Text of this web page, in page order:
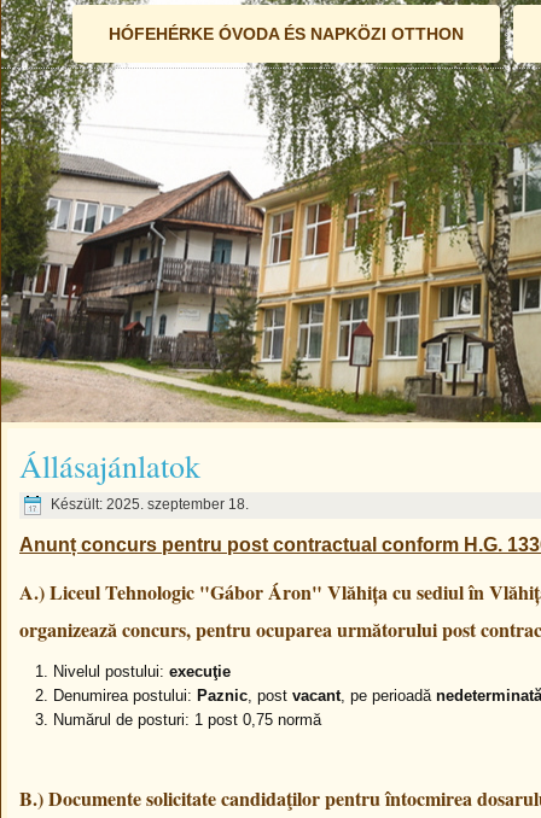
HÓFEHÉRKE ÓVODA ÉS NAPKÖZI OTTHON
Állásajánlatok
Készült: 2025. szeptember 18.
Anunț concurs pentru post contractual conform H.G.
A.) Liceul Tehnologic "Gábor Áron" Vlăhițacu sediul în
organizează concurs, pentru ocuparea următorului post
Nivelul postului: execuţie
Denumirea postului: Paznic, post vacant, pe perioadă
Numărul de posturi: 1 post 0,75 normă
B.) Documente solicitate candidaţilor pentru întocmirea